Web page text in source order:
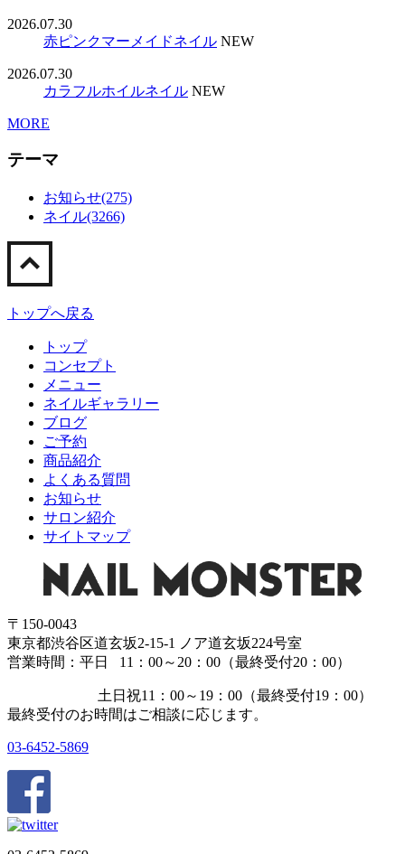
2026.07.30
赤ピンクマーメイドネイル NEW
2026.07.30
カラフルホイルネイル NEW
MORE
テーマ
お知らせ(275)
ネイル(3266)
トップへ戻る
トップ
コンセプト
メニュー
ネイルギャラリー
ブログ
ご予約
商品紹介
よくある質問
お知らせ
サロン紹介
サイトマップ
〒150-0043
東京都渋谷区道玄坂2-15-1 ノア道玄坂224号室
営業時間：平日 11：00～20：00（最終受付20：00）
土日祝11：00～19：00（最終受付19：00）
最終受付のお時間はご相談に応じます。
03-6452-5869